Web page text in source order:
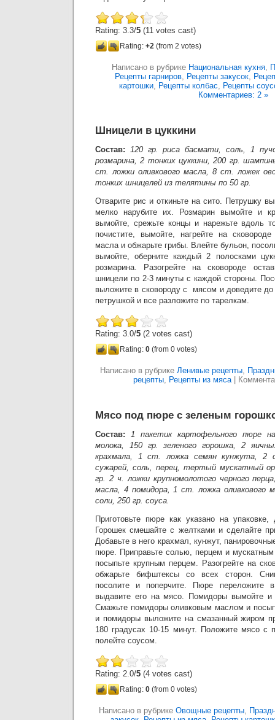
Rating: 3.3/5 (11 votes cast)
Rating: +2 (from 2 votes)
Написано в рубрике Национальная кухня,
Рецепты гарниров, Рецепты закусок,
картошки, Рецепты колбас, Рецепты
Комментариев: 2 »
Шницели в цуккини
Состав: 120 гр. риса басмати, соль, 1
розмарина, 2 тонких цуккини, 200 гр.
ст. ложки оливкового масла, 8 ст. ложек
тонких шницелей из телятины по 50 гр.
Отварите рис и откиньте на сито. Петрушку
мелко нарубите их. Розмарин вымойте и
вымойте, срежьте концы и нарежьте вдоль
почистите, вымойте, нагрейте на
масла и обжарьте грибы. Влейте бульон,
вымойте, оберните каждый 2 полосками
розмарина. Разогрейте на сковороде
шницели по 2-3 минуты с каждой стороны.
выложите в сковороду с мясом и доведите
петрушкой и все разложите по тарелкам.
Rating: 3.0/5 (2 votes cast)
Rating: 0 (from 0 votes)
Написано в рубрике Ленивые рецепты,
рецепты, Рецепты из мяса|
Мясо под пюре с зеленым
Состав: 1 пакетик картофельного пюре
молока, 150 гр. зеленого горошка, 2
крахмала, 1 ст. ложка семян кунжута, 2
сужарей, соль, перец, тертый мускатный
гр. 2 ч. ложки крупномолотого черного
масла, 4 помидора, 1 ст. ложка оливкового
соли, 250 гр. соуса.
Приготовьте пюре как указано на
Горошек смешайте с желтками и сделайте
Добавьте в него крахмал, кунжут,
пюре. Приправьте солью, перцем и
посыпьте крупным перцем. Разогрейте на
обжарьте бифштексы со всех сторон.
посолите и поперчите. Пюре переложите
выдавите его на мясо. Помидоры вымойте и
Смажьте помидоры оливковым маслом и
и помидоры выложите на смазанный жиром
180 градусах 10-15 минут. Положите мясо с
полейте соусом.
Rating: 2.0/5 (4 votes cast)
Rating: 0 (from 0 votes)
Написано в рубрике Овощные рецепты,